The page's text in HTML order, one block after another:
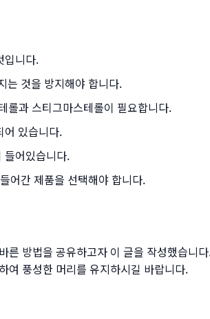
입니다.
는 것을 방지해야 합니다.
롤과 스티그마스테롤이 필요합니다.
어 있습니다.
들어있습니다.
어간 제품을 선택해야 합니다.
른 방법을 공유하고자 이 글을 작성했습니
여 풍성한 머리를 유지하시길 바랍니다.